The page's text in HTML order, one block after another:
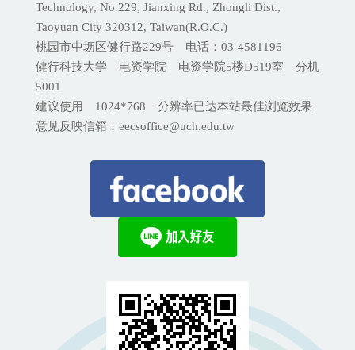
Technology, No.229, Jianxing Rd., Zhongli Dist.,
Taoyuan City 320312, Taiwan(R.O.C.)
桃园市中坜区健行路229号 电话：03-4581196
健行科技大学 电资学院 电资学院5楼D519室 分机
5001
建议使用 1024*768 分辨率已达本站最佳浏览效果
意见反映信箱：eecsoffice@uch.edu.tw